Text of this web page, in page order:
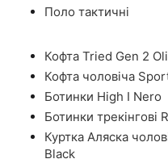
Поло тактичні
Кофта Tried Gen 2
Кофта чоловіча
Ботинки High I Nero
Ботинки трекінгові
Куртка Аляска
Black